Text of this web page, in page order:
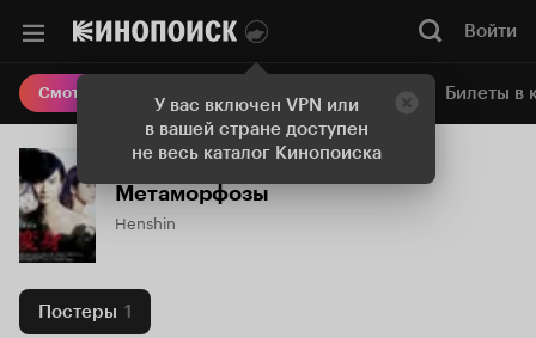
У вас включен VPN или
в вашей стране доступен
не весь каталог Кинопоиска
Войти
Смотреть кино Онлайн-кинотеатр Билеты в
Метаморфозы
Henshin
Постеры 1